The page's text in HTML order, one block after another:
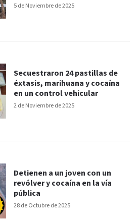
5 de Noviembre de 2025
2 de Noviembre de 2025
Secuestraron 24 pastillas de
éxtasis, marihuana y cocaína
en un control vehicular
28 de Octubre de 2025
Detienen a un joven con un
revólver y cocaína en la vía
pública